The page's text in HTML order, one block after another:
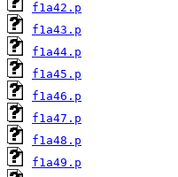
f1a42.p
f1a43.p
f1a44.p
f1a45.p
f1a46.p
f1a47.p
f1a48.p
f1a49.p